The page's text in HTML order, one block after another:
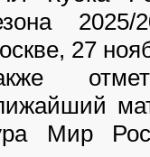
27
Мир